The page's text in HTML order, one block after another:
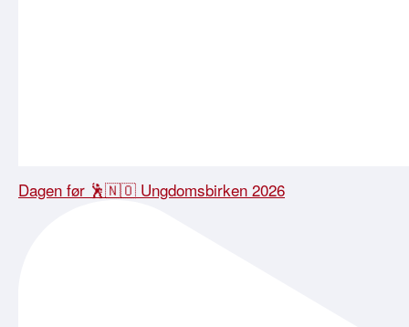
Dagen før 🕺🇳🇴 Ungdomsbirken 2026